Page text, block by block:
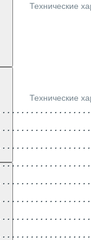
Технические
Технические